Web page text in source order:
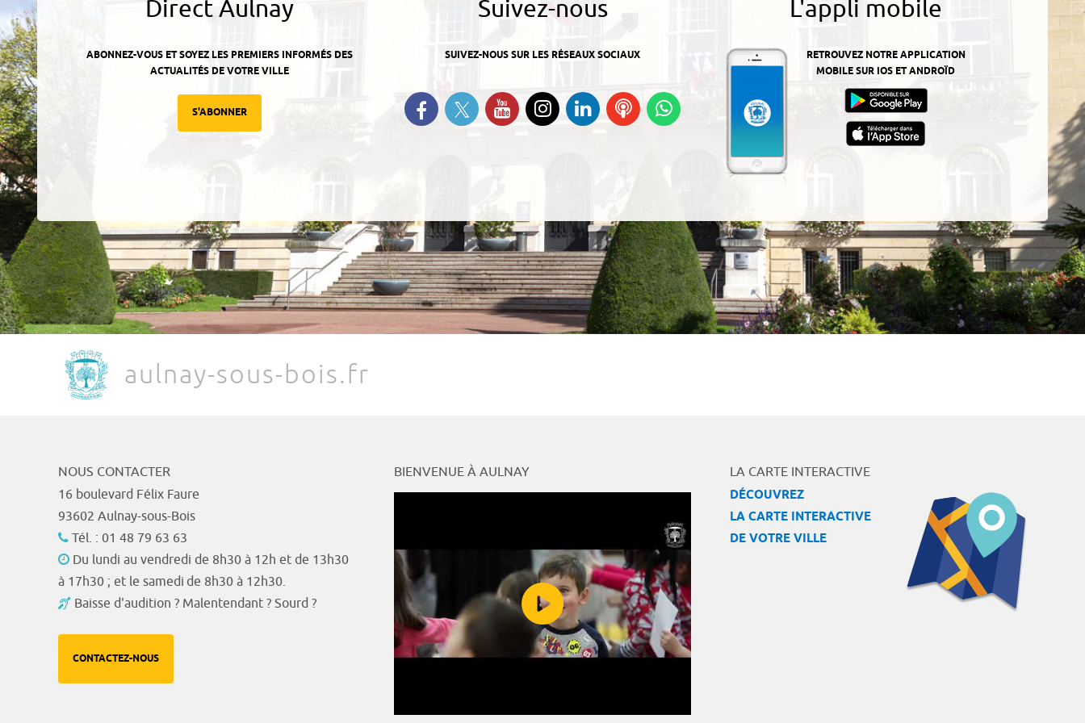
Direct Aulnay
ABONNEZ-VOUS ET SOYEZ LES PREMIERS INFORMÉS DES
ACTUALITÉS DE VOTRE VILLE
S'ABONNER
Suivez-nous
SUIVEZ-NOUS SUR LES RÉSEAUX SOCIAUX
Retrouvez-nous sur Facebook
Suivez-nous sur Twitter
Suivez-nous sur YouTube
Suivez-nous sur
Instagram
Retrouvez-nous
sur Linkedin
Ecoutez
nos
L'appli mobile
RETROUVEZ NOTRE APPLICATION
MOBILE SUR IOS ET ANDROÏD
aulnay-sous-bois.fr
NOUS CONTACTER
16 boulevard Félix Faure
93602 Aulnay-sous-Bois
Tél. : 01 48 79 63 63
Du lundi au vendredi de 8h30 à 12h et de 13h30
à 17h30 ; et le samedi de 8h30 à 12h30.
Baisse d'audition ? Malentendant ? Sourd ?
CONTACTEZ-NOUS
BIENVENUE À AULNAY
LA CARTE INTERACTIVE
DÉCOUVREZ
LA CARTE INTERACTIVE
DE VOTRE VILLE